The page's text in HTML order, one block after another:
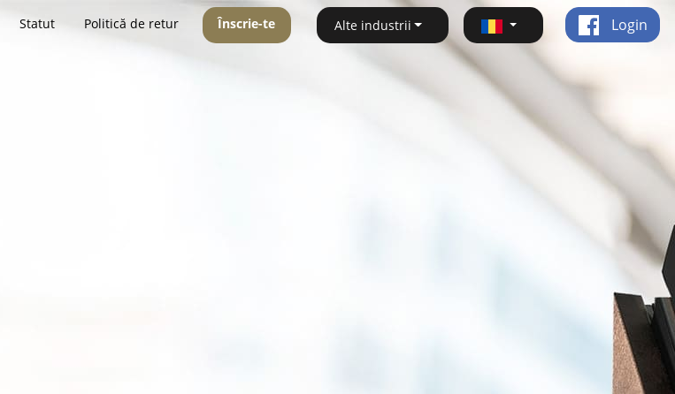
Statut Politică de retur Înscrie-te Alte industrii Login